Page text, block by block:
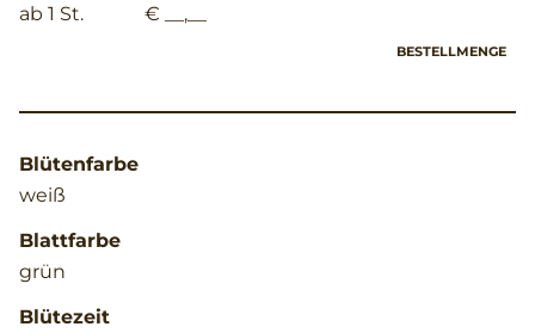
ab 1 St.
€ __,__
BESTELLMENGE
Blütenfarbe
weiß
Blattfarbe
grün
Blütezeit